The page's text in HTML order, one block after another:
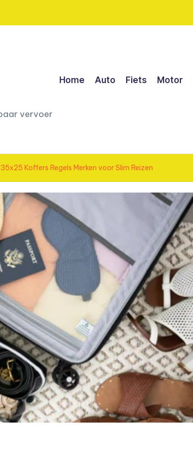
vervoer
Home Auto Fiets Motor
Koffers Regels Merken voor Slim Reizen